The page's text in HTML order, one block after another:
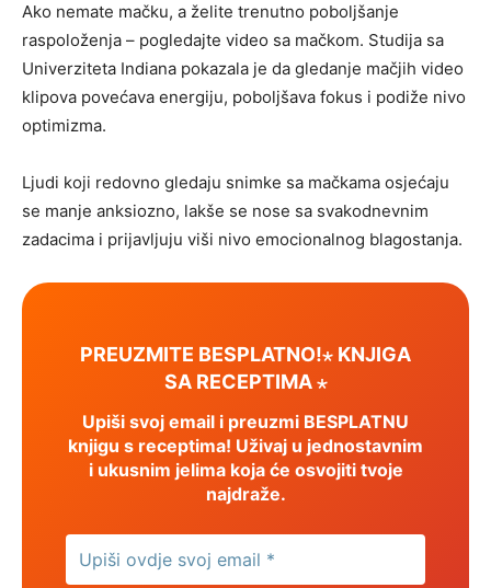
Ako nemate mačku, a želite trenutno poboljšanje
raspoloženja – pogledajte video sa mačkom. Studija sa
Univerziteta Indiana pokazala je da gledanje mačjih video
klipova povećava energiju, poboljšava fokus i podiže nivo
optimizma.
Ljudi koji redovno gledaju snimke sa mačkama osjećaju
se manje anksiozno, lakše se nose sa svakodnevnim
zadacima i prijavljuju viši nivo emocionalnog blagostanja.
PREUZMITE BESPLATNO!⋆ KNJIGA
SA RECEPTIMA ⋆
Upiši svoj email i preuzmi BESPLATNU
knjigu s receptima! Uživaj u jednostavnim
i ukusnim jelima koja će osvojiti tvoje
najdraže.